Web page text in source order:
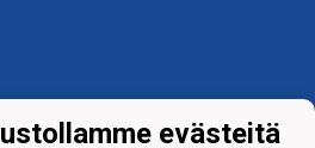
evästeitä